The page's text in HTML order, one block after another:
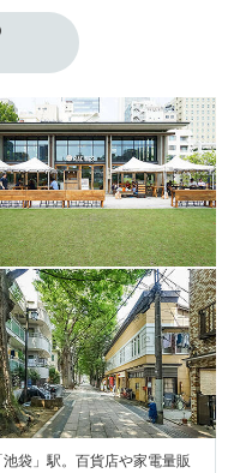
袋」駅。百貨店や家電量販